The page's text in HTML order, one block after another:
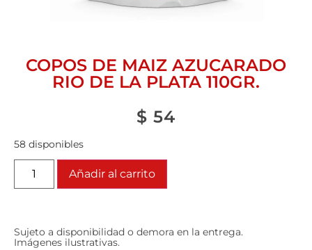
COPOS DE MAIZ AZUCARADO
RIO DE LA PLATA 110GR.
$ 54
58 disponibles
Añadir al carrito
Sujeto a disponibilidad o demora en la entrega.
Imágenes ilustrativas.